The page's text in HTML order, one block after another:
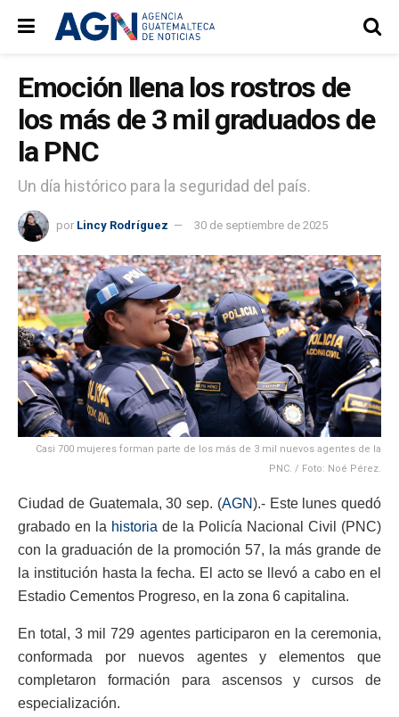
Emoción llena los rostros de
los más de 3 mil graduados de
la PNC
Un día histórico para la seguridad del país.
por Lincy Rodríguez 30 de septiembre de 2025
Casi 700 mujeres forman parte de los más de 3 mil nuevos agentes de la
PNC. / Foto: Noé Pérez.
Ciudad de Guatemala, 30 sep. (AGN).- Este lunes quedó
grabado en la historia de la Policía Nacional Civil (PNC)
con la graduación de la promoción 57, la más grande de
la institución hasta la fecha. El acto se llevó a cabo en el
Estadio Cementos Progreso, en la zona 6 capitalina.
En total, 3 mil 729 agentes participaron en la ceremonia,
conformada por nuevos agentes y elementos que
completaron formación para ascensos y cursos de
especialización.